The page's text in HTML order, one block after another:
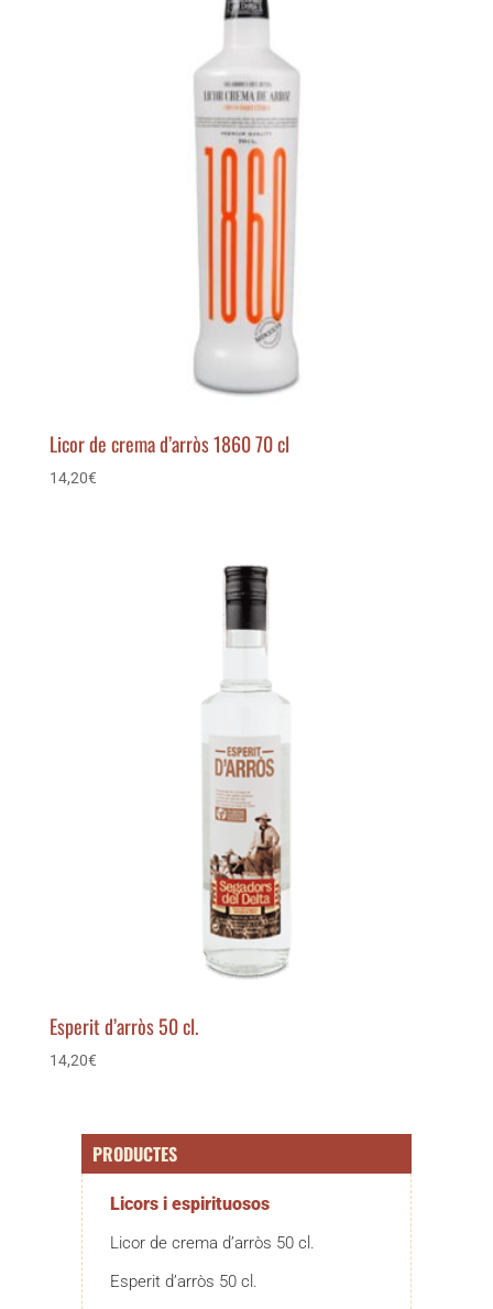
Licor de crema d’arròs 1860 70 cl
14,20€
Esperit d’arròs 50 cl.
14,20€
PRODUCTES
Licors i espirituosos
Licor de crema d’arròs 50 cl.
Esperit d’arròs 50 cl.